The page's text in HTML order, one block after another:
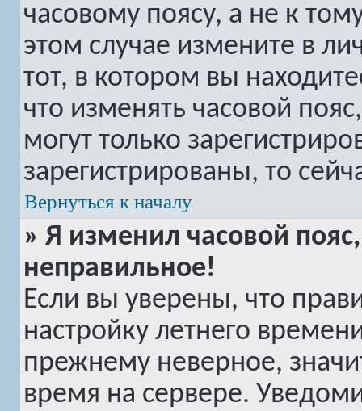
часовому поясу, а не к
этом случае измените в
тот, в котором вы
что изменять часовой
могут только
зарегистрированы, то
Вернуться к началу
» Я изменил часовой
неправильное!
Если вы уверены, что
настройку летнего
прежнему неверное,
время на сервере.